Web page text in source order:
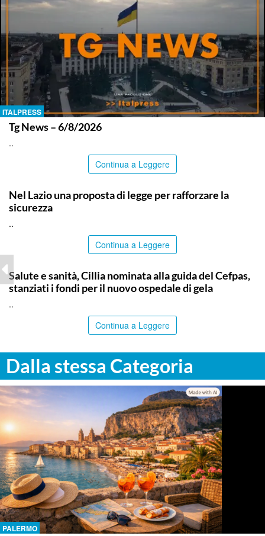
ITALPRESS
Tg News – 6/8/2026
..
Continua a Leggere
Nel Lazio una proposta di legge per rafforzare la
sicurezza
..
Continua a Leggere
Salute e sanità, Cillia nominata alla guida del Cefpas,
stanziati i fondi per il nuovo ospedale di gela
..
Continua a Leggere
Dalla stessa Categoria
PALERMO